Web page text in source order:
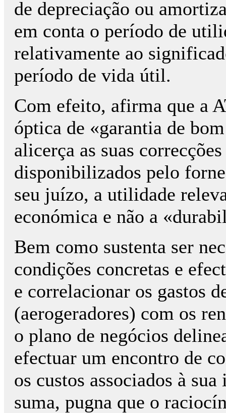
de depreciação ou
em conta o período de
relativamente ao
período de vida útil.
Com efeito, afirma que a
óptica de «garantia de
alicerça as suas
disponibilizados pelo
seu juízo, a utilidade
económica e não a
Bem como sustenta ser
condições concretas e
e correlacionar os gastos
(aerogeradores) com os
o plano de negócios
efectuar um encontro de
os custos associados à
suma, pugna que o